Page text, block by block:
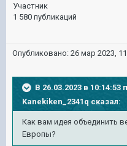
Участник
1 580 публикаций
Опубликовано: 26 мар 2023,
В 26.03.2023 в 10:14:53
Kanekiken_2341q сказал:
Как вам идея объединить
Европы?